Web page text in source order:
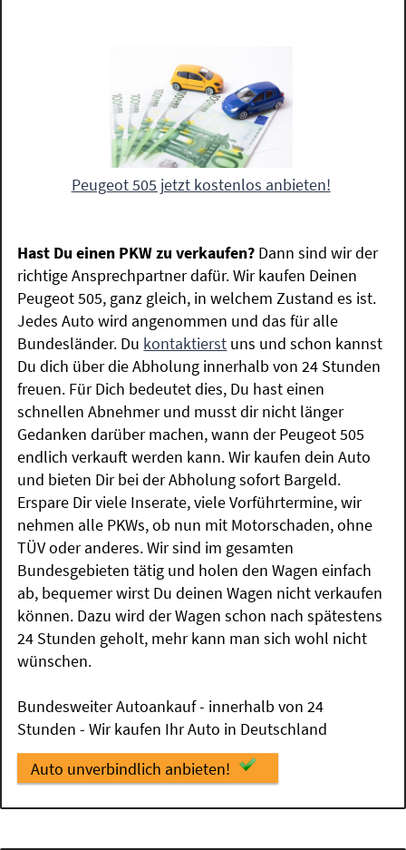
Peugeot 505 jetzt kostenlos anbieten!
Hast Du einen PKW zu verkaufen? Dann sind wir der
richtige Ansprechpartner dafür. Wir kaufen Deinen
Peugeot 505, ganz gleich, in welchem Zustand es ist.
Jedes Auto wird angenommen und das für alle
Bundesländer. Du kontaktierst uns und schon kannst
Du dich über die Abholung innerhalb von 24 Stunden
freuen. Für Dich bedeutet dies, Du hast einen
schnellen Abnehmer und musst dir nicht länger
Gedanken darüber machen, wann der Peugeot 505
endlich verkauft werden kann. Wir kaufen dein Auto
und bieten Dir bei der Abholung sofort Bargeld.
Erspare Dir viele Inserate, viele Vorführtermine, wir
nehmen alle PKWs, ob nun mit Motorschaden, ohne
TÜV oder anderes. Wir sind im gesamten
Bundesgebieten tätig und holen den Wagen einfach
ab, bequemer wirst Du deinen Wagen nicht verkaufen
können. Dazu wird der Wagen schon nach spätestens
24 Stunden geholt, mehr kann man sich wohl nicht
wünschen.
Bundesweiter Autoankauf - innerhalb von 24
Stunden - Wir kaufen Ihr Auto in Deutschland
Auto unverbindlich anbieten!